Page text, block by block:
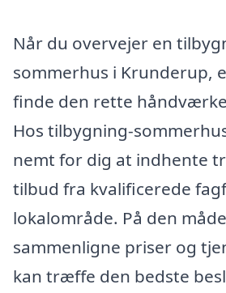
Når du overvejer en
sommerhus i Krunderup,
finde den rette
Hos tilbygning-
nemt for dig at indhente
tilbud fra kvalificerede
lokalområde. På den
sammenligne priser og
kan træffe den bedste